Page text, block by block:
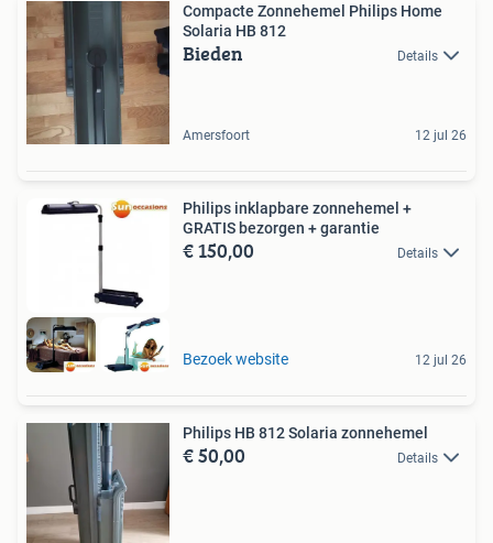
Compacte Zonnehemel Philips Home
Solaria HB 812
Bieden Details
Amersfoort 12 jul 26
Philips inklapbare zonnehemel +
GRATIS bezorgen + garantie
€ 150,00 Details
Bezoek website 12 jul 26
Philips HB 812 Solaria zonnehemel
€ 50,00 Details